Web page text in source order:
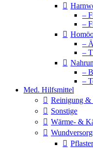
–
–
–
–
–
–
Med. Hilfsmittel
Reinigung &
Sonstige
Wärme- &
Pflaster